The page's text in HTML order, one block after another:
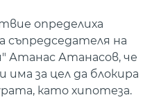
определиха
на
Атанас Атанасов, че
има за цел да блокира
като хипотеза.